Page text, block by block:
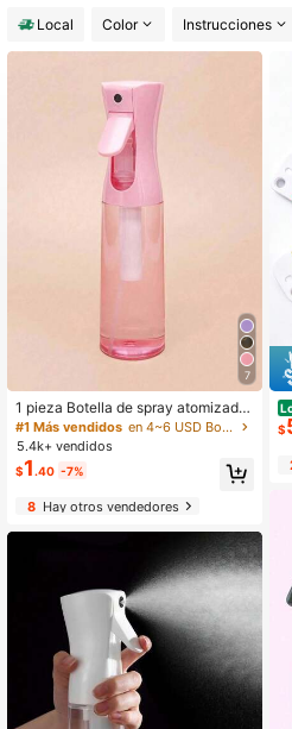
Local
Color Instrucciones
7
1 pieza Botella de spray atomizador
a de alta presión profesional, 200M
L/300ML rociador de niebla fina co
ntinua automática de alta presión c
on vacío, herramienta de peinado, p
do del cabello, esencial de belleza
#1 Más vendidos
en 4~6 USD Botellas de spray
5.4k+ vendidos
$1 .40 -7%
8Hay otros vendedores
e
$